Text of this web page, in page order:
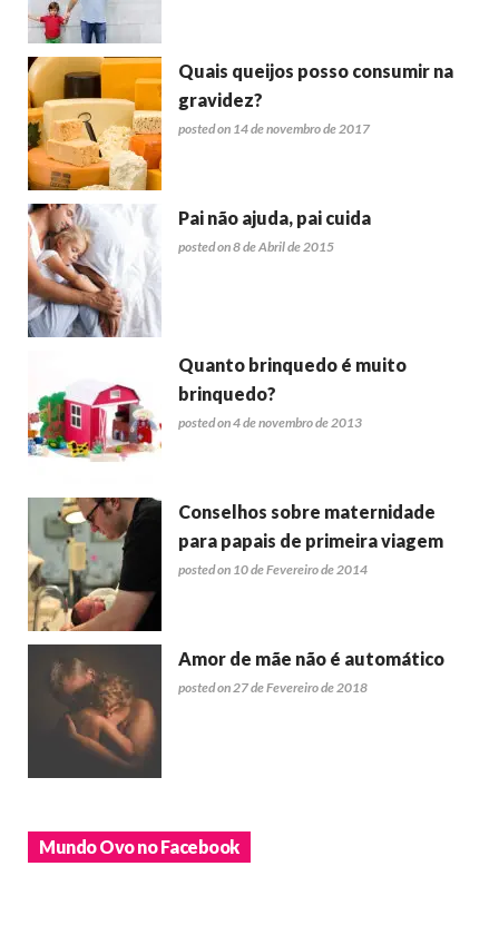
Quais queijos posso consumir na
gravidez?
posted on 14 de novembro de 2017
Pai não ajuda, pai cuida
posted on 8 de Abril de 2015
Quanto brinquedo é muito
brinquedo?
posted on 4 de novembro de 2013
Conselhos sobre maternidade
para papais de primeira viagem
posted on 10 de Fevereiro de 2014
Amor de mãe não é automático
posted on 27 de Fevereiro de 2018
Mundo Ovo no Facebook